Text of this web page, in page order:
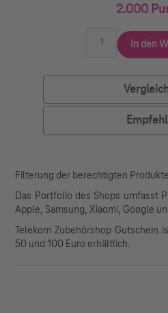
2.000
In den
Filterung der berechtigten
Das Portfolio des Shops umfasst
Apple, Samsung, Xiaomi, Google
Telekom Zubehörshop Gutschein
50 und 100 Euro erhältlich.